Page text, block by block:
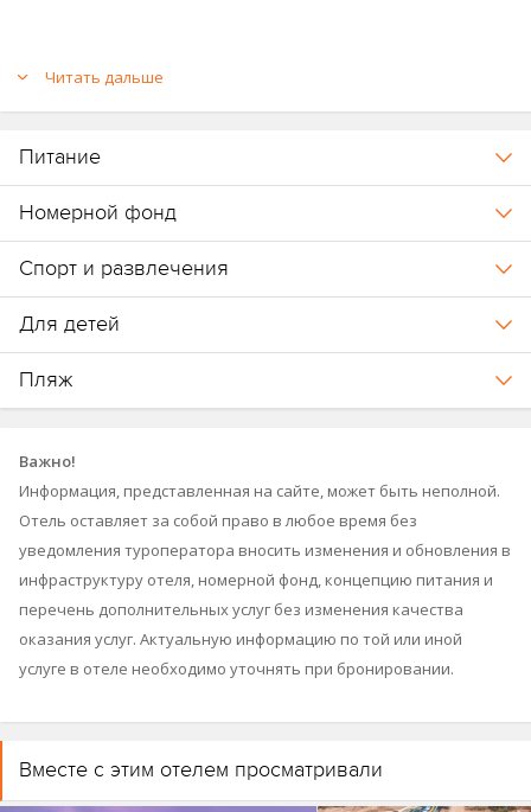
Читать дальше
Питание
Номерной фонд
Спорт и развлечения
Для детей
Пляж
Важно!
Информация, представленная на сайте, может быть неполной.
Отель оставляет за собой право в любое время без
уведомления туроператора вносить изменения и обновления в
инфраструктуру отеля, номерной фонд, концепцию питания и
перечень дополнительных услуг без изменения качества
оказания услуг. Актуальную информацию по той или иной
услуге в отеле необходимо уточнять при бронировании.
Вместе с этим отелем просматривали